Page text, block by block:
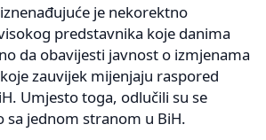
je nekorektno
predstavnika koje danima
da obavijesti javnost o izmjenama
zauvijek mijenjaju raspored
Umjesto toga, odlučili su se
sa jednom stranom u BiH.